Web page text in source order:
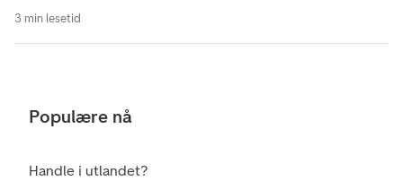
3 min lesetid
Populære nå
Handle i utlandet?